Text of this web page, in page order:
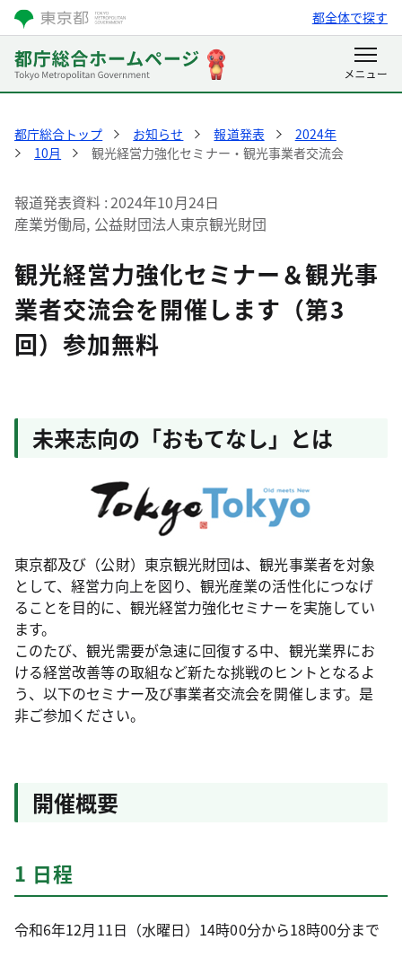
都全体で探す
都庁総合トップ お知らせ 報道発表
2024年
10月
観光経営力強化セミナー・観光事業者交流会
報道発表資料 2024年10月24日
産業労働局, 公益財団法人東京観光財団
観光経営力強化セミナー＆観光事
業者交流会を開催します（第3
回）参加無料
未来志向の「おもてなし」とは
東京都及び（公財）東京観光財団は、観光事業者を対象
として、経営力向上を図り、観光産業の活性化につなげ
ることを目的に、観光経営力強化セミナーを実施してい
ます。
このたび、観光需要が急速に回復する中、観光業界にお
ける経営改善等の取組など新たな挑戦のヒントとなるよ
う、以下のセミナー及び事業者交流会を開催します。是
非ご参加ください。
開催概要
1 日程
令和6年12月11日（水曜日）14時00分から18時00分まで